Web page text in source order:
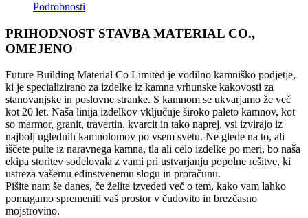
Podrobnosti
PRIHODNOST STAVBA MATERIAL CO.,
OMEJENO
Future Building Material Co Limited je vodilno kamniško podjetje,
ki je specializirano za izdelke iz kamna vrhunske kakovosti za
stanovanjske in poslovne stranke. S kamnom se ukvarjamo že več
kot 20 let. Naša linija izdelkov vključuje široko paleto kamnov, kot
so marmor, granit, travertin, kvarcit in tako naprej, vsi izvirajo iz
najbolj uglednih kamnolomov po vsem svetu. Ne glede na to, ali
iščete pulte iz naravnega kamna, tla ali celo izdelke po meri, bo naša
ekipa storitev sodelovala z vami pri ustvarjanju popolne rešitve, ki
ustreza vašemu edinstvenemu slogu in proračunu.
Pišite nam še danes, če želite izvedeti več o tem, kako vam lahko
pomagamo spremeniti vaš prostor v čudovito in brezčasno
mojstrovino.